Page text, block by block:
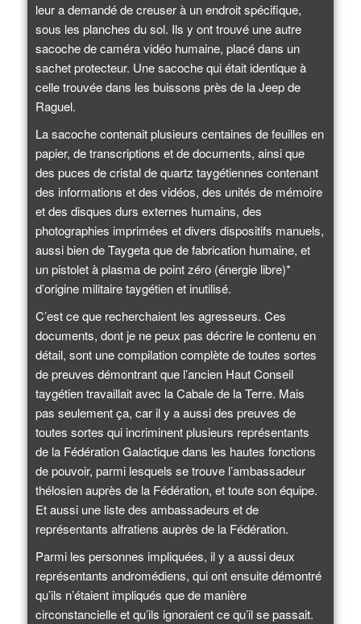
leur a demandé de creuser à un endroit spécifique,
sous les planches du sol. Ils y ont trouvé une autre
sacoche de caméra vidéo humaine, placé dans un
sachet protecteur. Une sacoche qui était identique à
celle trouvée dans les buissons près de la Jeep de
Raguel.
La sacoche contenait plusieurs centaines de feuilles en
papier, de transcriptions et de documents, ainsi que
des puces de cristal de quartz taygétiennes contenant
des informations et des vidéos, des unités de mémoire
et des disques durs externes humains, des
photographies imprimées et divers dispositifs manuels,
aussi bien de Taygeta que de fabrication humaine, et
un pistolet à plasma de point zéro (énergie libre)*
d’origine militaire taygétien et inutilisé.
C’est ce que recherchaient les agresseurs. Ces
documents, dont je ne peux pas décrire le contenu en
détail, sont une compilation complète de toutes sortes
de preuves démontrant que l’ancien Haut Conseil
taygétien travaillait avec la Cabale de la Terre. Mais
pas seulement ça, car il y a aussi des preuves de
toutes sortes qui incriminent plusieurs représentants
de la Fédération Galactique dans les hautes fonctions
de pouvoir, parmi lesquels se trouve l’ambassadeur
thélosien auprès de la Fédération, et toute son équipe.
Et aussi une liste des ambassadeurs et de
représentants alfratiens auprès de la Fédération.
Parmi les personnes impliquées, il y a aussi deux
représentants andromédiens, qui ont ensuite démontré
qu’ils n’étaient impliqués que de manière
circonstancielle et qu’ils ignoraient ce qu’il se passait.